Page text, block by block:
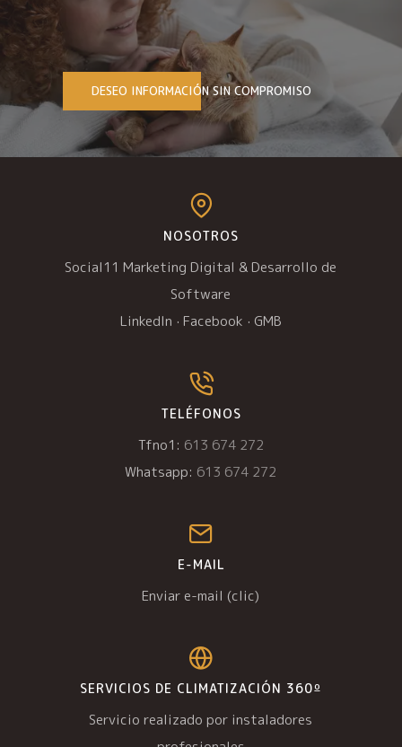
DESEO INFORMACIÓN SIN COMPROMISO
NOSOTROS
Social11 Marketing Digital & Desarrollo de
Software
LinkedIn · Facebook · GMB
TELÉFONOS
Tfno1: 613 674 272
Whatsapp: 613 674 272
E-MAIL
Enviar e-mail (clic)
SERVICIOS DE CLIMATIZACIÓN 360º
Servicio realizado por instaladores